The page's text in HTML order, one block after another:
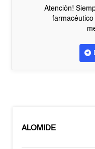
Atención!
ALOMIDE